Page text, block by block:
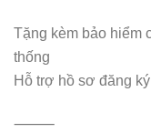
Tặng kèm bảo hiểm
thống
Hỗ trợ hồ sơ đăng
⸻